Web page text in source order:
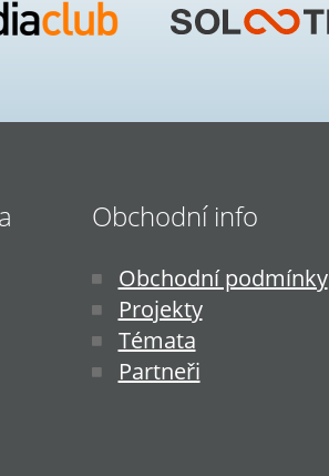
Obchodní info
Obchodní podmínky
Projekty
Témata
Partneři